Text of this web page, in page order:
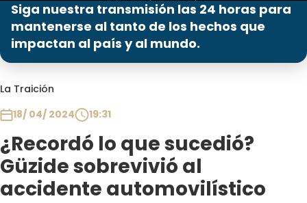
Siga nuestra transmisión las 24 horas para
mantenerse al tanto de los hechos que
impactan al país y al mundo.
La Traición
18/ 04/ 2024
19:31
¿Recordó lo que sucedió?
Güzide sobrevivió al
accidente automovilístico
Programas
Club De La Comedia
Contigo en Directo
Plan Perfecto
El Tiempo
Sabingo
Todos Los Programas